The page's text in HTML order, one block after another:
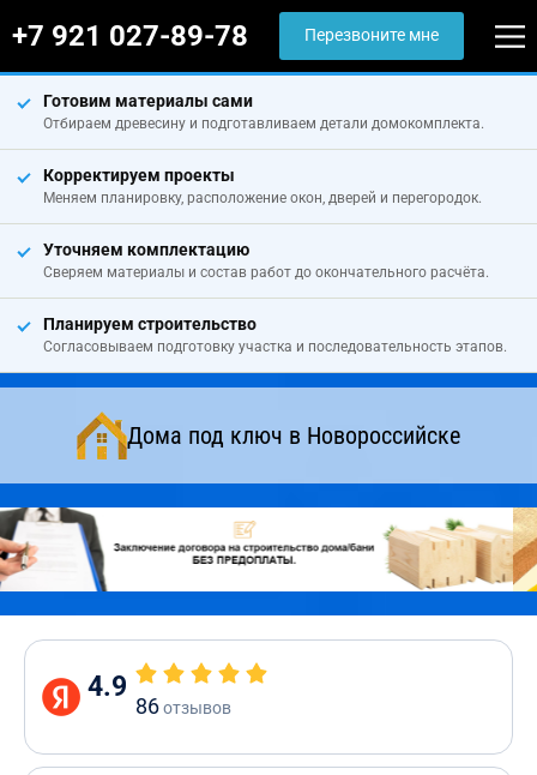
+7 921 027-89-78 Перезвоните мне
Готовим материалы сами
Отбираем древесину и подготавливаем детали домокомплекта.
Корректируем проекты
Меняем планировку, расположение окон, дверей и перегородок.
Уточняем комплектацию
Сверяем материалы и состав работ до окончательного расчёта.
Планируем строительство
Согласовываем подготовку участка и последовательность этапов.
Дома под ключ в Новороссийске
4.9
86отзывов